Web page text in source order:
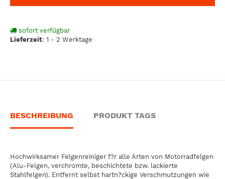
sofort verfügbar
Lieferzeit: 1 - 2 Werktage
BESCHREIBUNG PRODUKT TAGS
Hochwirksamer Felgenreiniger f?r alle Arten von Motorradfelgen
(Alu-Felgen, verchromte, beschichtete bzw. lackierte
Stahlfelgen). Entfernt selbst hartn?ckige Verschmutzungen wie